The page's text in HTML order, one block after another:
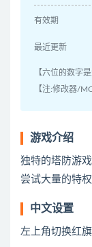
有效期
最近更新
【六位的数字
【注:修改器/
游戏介绍
独特的塔防游
尝试大量的特
中文设置
左上角切换红旗